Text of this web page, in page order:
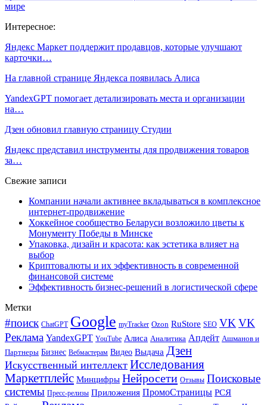
мире
Интересное:
Яндекс Маркет поддержит продавцов, которые улучшают
карточки…
На главной странице Яндекса появилась Алиса
YandexGPT помогает детализировать места и организации
на…
Дзен обновил главную страницу Студии
Яндекс представил инструменты для продвижения товаров
за…
Свежие записи
Компании начали активнее вкладываться в комплексное
интернет-продвижение
Хоккейное сообщество Беларуси возложило цветы к
Монументу Победы в Минске
Упаковка, дизайн и красота: как эстетика влияет на
выбор
Криптовалюты и их эффективность в современной
финансовой системе
Эффективность бизнес-решений в логистической сфере
Метки
#поиск ChatGPT Google myTracker Ozon RuStore SEO VK VK
Реклама YandexGPT YouTube Алиса Аналитика Апдейт Ашманов и
Партнеры Бизнес Вебмастерам Видео Выдача Дзен
Искусственный интеллект Исследования
Маркетплейс Минцифры Нейросети Отзывы Поисковые
системы Пресс-релизы Приложения ПромоСтраницы РСЯ